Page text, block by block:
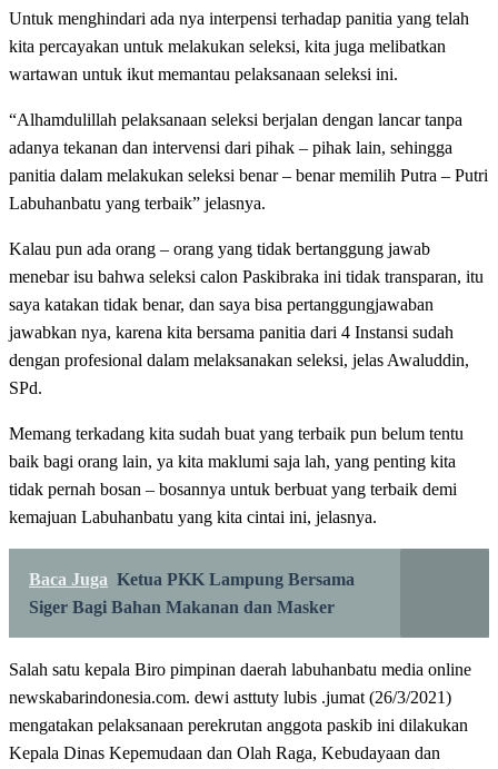
Untuk menghindari ada nya interpensi terhadap panitia yang telah
kita percayakan untuk melakukan seleksi, kita juga melibatkan
wartawan untuk ikut memantau pelaksanaan seleksi ini.
“Alhamdulillah pelaksanaan seleksi berjalan dengan lancar tanpa
adanya tekanan dan intervensi dari pihak – pihak lain, sehingga
panitia dalam melakukan seleksi benar – benar memilih Putra – Putri
Labuhanbatu yang terbaik” jelasnya.
Kalau pun ada orang – orang yang tidak bertanggung jawab
menebar isu bahwa seleksi calon Paskibraka ini tidak transparan, itu
saya katakan tidak benar, dan saya bisa pertanggungjawaban
jawabkan nya, karena kita bersama panitia dari 4 Instansi sudah
dengan profesional dalam melaksanakan seleksi, jelas Awaluddin,
SPd.
Memang terkadang kita sudah buat yang terbaik pun belum tentu
baik bagi orang lain, ya kita maklumi saja lah, yang penting kita
tidak pernah bosan – bosannya untuk berbuat yang terbaik demi
kemajuan Labuhanbatu yang kita cintai ini, jelasnya.
Baca Juga Ketua PKK Lampung Bersama
Siger Bagi Bahan Makanan dan Masker
Salah satu kepala Biro pimpinan daerah labuhanbatu media online
newskabarindonesia.com. dewi asttuty lubis .jumat (26/3/2021)
mengatakan pelaksanaan perekrutan anggota paskib ini dilakukan
Kepala Dinas Kepemudaan dan Olah Raga, Kebudayaan dan